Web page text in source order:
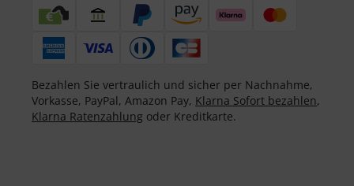
Bezahlen Sie vertraulich und sicher per Nachnahme,
Vorkasse, PayPal, Amazon Pay, Klarna Sofort bezahlen,
Klarna Ratenzahlung oder Kreditkarte.